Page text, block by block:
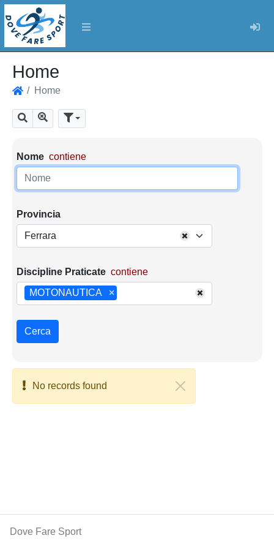
Home
Home
Cerca Mostra tutti i risultati
Parametri di ricerca
Nome contiene
Provincia
Ferrara
Discipline Praticate contiene
×
MOTONAUTICA
Cerca
No records found
Dove Fare Sport